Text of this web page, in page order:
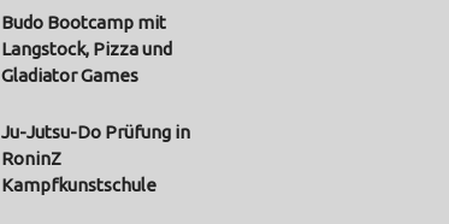
Budo Bootcamp mit
Langstock, Pizza und
Gladiator Games
Ju-Jutsu-Do Prüfung in
RoninZ
Kampfkunstschule